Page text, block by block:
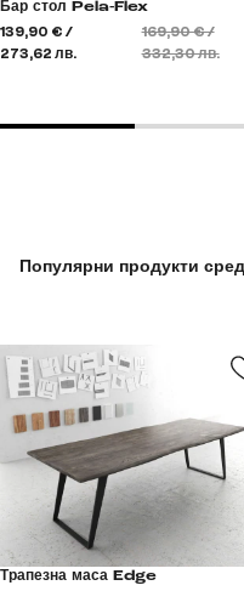
Популярни продукти
Трапезна маса Edge
Бар стол Pela-Flex
139,90 € /
273,62 лв.
169,90 € /
332,30 лв.